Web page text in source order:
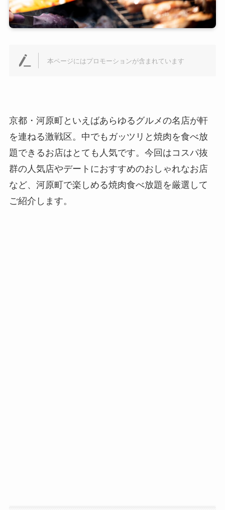
本ページにはプロモーションが含まれています
京都・河原町といえばあらゆるグルメの名店が軒
を連ねる激戦区。中でもガッツリと焼肉を食べ放
題できるお店はとても人気です。今回はコスパ抜
群の人気店やデートにおすすめのおしゃれなお店
など、河原町で楽しめる焼肉食べ放題を厳選して
ご紹介します。